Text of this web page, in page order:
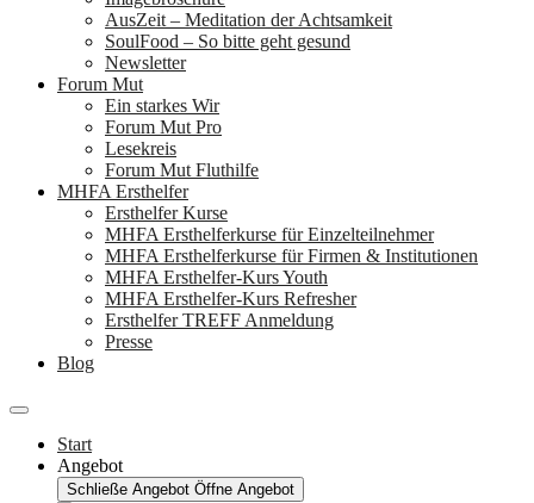
AusZeit – Meditation der Achtsamkeit
SoulFood – So bitte geht gesund
Newsletter
Forum Mut
Ein starkes Wir
Forum Mut Pro
Lesekreis
Forum Mut Fluthilfe
MHFA Ersthelfer
Ersthelfer Kurse
MHFA Ersthelferkurse für Einzelteilnehmer
MHFA Ersthelferkurse für Firmen & Institutionen
MHFA Ersthelfer-Kurs Youth
MHFA Ersthelfer-Kurs Refresher
Ersthelfer TREFF Anmeldung
Presse
Blog
Start
Angebot
Schließe Angebot Öffne Angebot